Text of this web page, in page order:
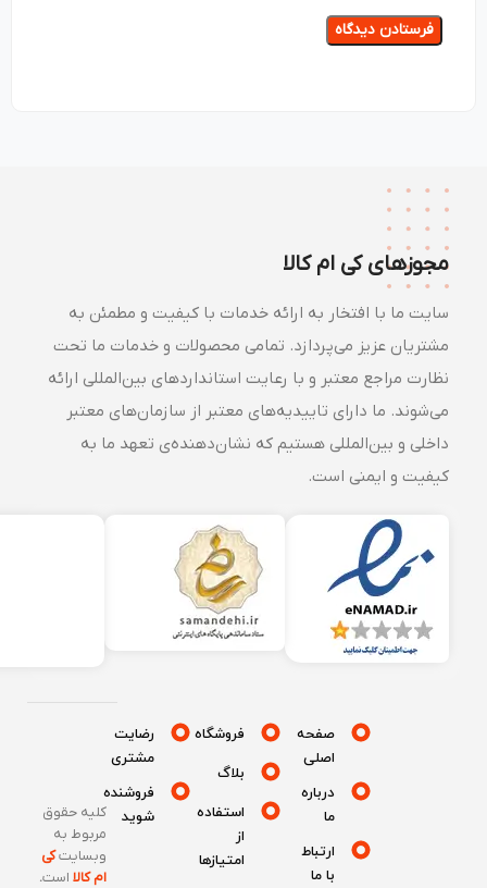
مجوزهای کی ام کالا
سایت ما با افتخار به ارائه خدمات با کیفیت و مطمئن به
مشتریان عزیز می‌پردازد. تمامی محصولات و خدمات ما تحت
نظارت مراجع معتبر و با رعایت استانداردهای بین‌المللی ارائه
می‌شوند. ما دارای تاییدیه‌های معتبر از سازمان‌های معتبر
داخلی و بین‌المللی هستیم که نشان‌دهنده‌ی تعهد ما به
کیفیت و ایمنی است.
صفحه
درباره
ارتباط
فروشگاه
بلاگ
استفاده
امتیازها
رضایت
مشتری
فروشنده
شوید
کلیه حقوق
مربوط به
وبسایتکی
ام کالااست.